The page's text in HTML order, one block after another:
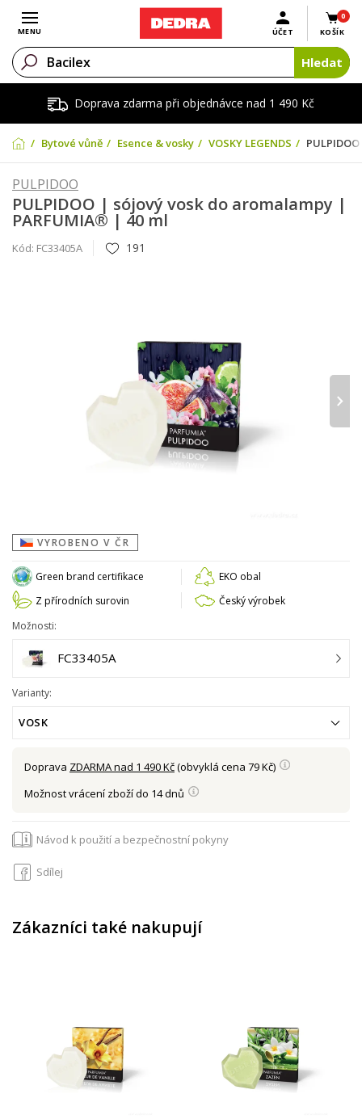
Doprava zdarma při objednávce nad 1 490 Kč
Otevřít menu
MENU
0
KOŠÍK
ÚČET
Hledat
Bytové vůně Esence & vosky VOSKY LEGENDS
PULPIDOO
PULPIDOO | sójový vosk do aromalampy |
PARFUMIA® | 40 ml
Kód: FC33405A 191
›
VYROBENO V ČR
Green brand certifikace
EKO obal
Z přírodních surovin
Český výrobek
Možnosti:
FC33405A
Varianty:
VOSK
Doprava ZDARMA nad 1 490 Kč(obvyklá cena 79 Kč)
Možnost vrácení zboží do 14 dnů
Návod k použití a bezpečnostní pokyny
Sdílej
Zákazníci také nakupují